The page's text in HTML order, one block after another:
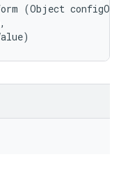
(Object